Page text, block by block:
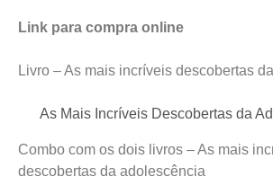
Link para compra online
Livro – As mais incríveis descobertas
As Mais Incríveis Descobertas da
Combo com os dois livros – As mais
descobertas da adolescência